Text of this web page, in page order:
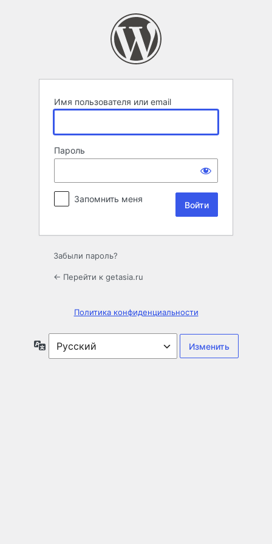
Имя пользователя или email
Пароль
Запомнить меня
Забыли пароль?
← Перейти к getasia.ru
Политика конфиденциальности
Язык